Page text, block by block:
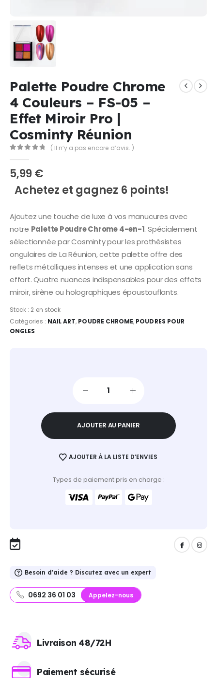
Palette Poudre Chrome
4 Couleurs – FS-05 –
Effet Miroir Pro |
Cosminty Réunion
( Il n’y a pas encore d’avis. )
5,99€
Achetez et gagnez 6 points!
Ajoutez une touche de luxe à vos manucures avec
notre Palette Poudre Chrome 4-en-1. Spécialement
sélectionnée par Cosminty pour les prothésistes
ongulaires de La Réunion, cette palette offre des
reflets métalliques intenses et une application sans
effort. Quatre nuances indispensables pour des effets
miroir, sirène ou holographiques époustouflants.
Stock : 2 en stock
Catégories : NAIL ART, POUDRE CHROME, POUDRES POUR
ONGLES
AJOUTER AU PANIER
AJOUTER À LA LISTE D’ENVIES
Types de paiement pris en charge :
Besoin d'aide ? Discutez avec un expert
0692 36 01 03 Appelez-nous
Livraison 48/72H
Paiement sécurisé